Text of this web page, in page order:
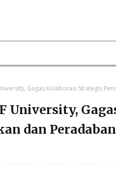
Gagas Kolaborasi Strategis
University,
dan Peradaban